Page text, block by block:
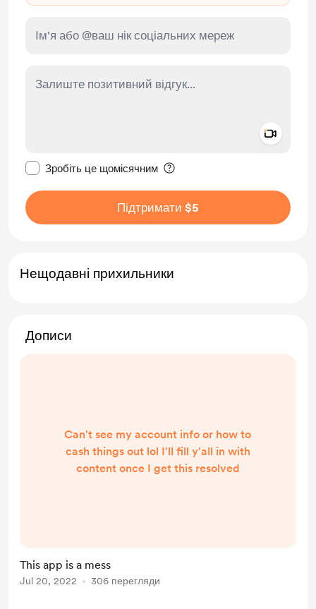
Зробіть це щомісячним
Підтримати $5
Нещодавні прихильники
Дописи
Can't see my account info or how to
cash things out lol I'll fill y'all in with
content once I get this resolved
This app is a mess
Jul 20, 2022 306 перегляди